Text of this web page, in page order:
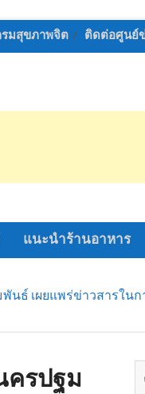
รมสุขภาพจิต ติดต่อศูนย์
แนะนำร้านอาหาร
ธ์ เผยแพร่ข่าวสารใน
ครปฐม